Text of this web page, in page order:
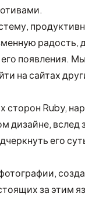
радость,
появления.
на сайтах
сторон Ruby,
дизайне, вслед
его
за этим